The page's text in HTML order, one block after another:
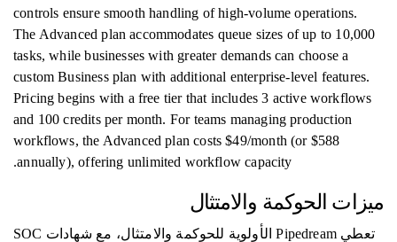
controls ensure smooth handling of high-volume operations.
The Advanced plan accommodates queue sizes of up to 10,000
tasks, while businesses with greater demands can choose a
custom Business plan with additional enterprise-level features.
Pricing begins with a free tier that includes 3 active workflows
and 100 credits per month. For teams managing production
workflows, the Advanced plan costs $49/month (or $588
annually), offering unlimited workflow capacity.
ميزات الحوكمة والامتثال
تعطي Pipedream الأولوية للحوكمة والامتثال، مع شهادات SOC